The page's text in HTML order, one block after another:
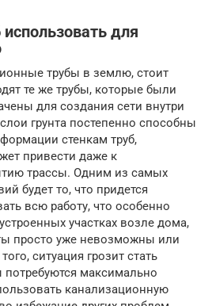
для
трубы в землю, стоит
те же трубы, которые были
для создания сети внутри
грунта постепенно способны
стенкам труб,
привести даже к
трассы. Одним из самых
будет то, что придется
всю работу, что особенно
участках возле дома,
просто уже невозможны или
ситуация грозит стать
потребуются максимально
канализационную